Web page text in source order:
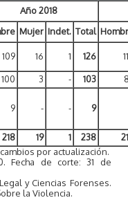
Año 2018
Mujer Indet. Total
109 16 1 126
100 3 - 103
9 - - 9
218 19 1 238
por actualización.
Fecha de corte: 31 de
y Ciencias Forenses.
la Violencia.